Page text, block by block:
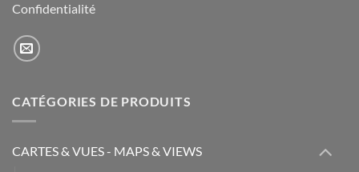
Confidentialité
CATÉGORIES DE PRODUITS
CARTES & VUES - MAPS & VIEWS